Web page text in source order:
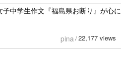
子中学生作文『福島県お断り』が心に
pina / 22,177 views